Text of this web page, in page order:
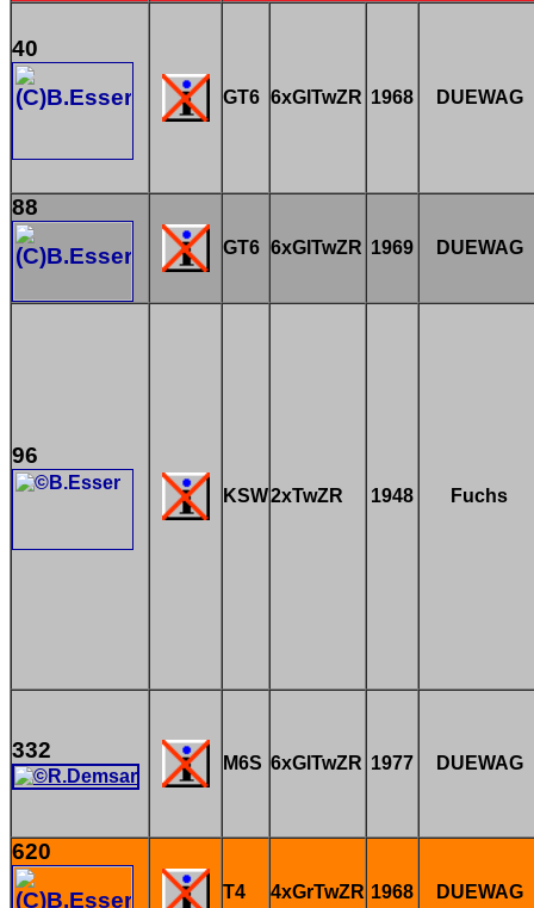
40
GT6 6xGlTwZR 1968 DUEWAG
88
GT6 6xGlTwZR 1969 DUEWAG
96
KSW2xTwZR 1948 Fuchs
332
M6S 6xGlTwZR 1977 DUEWAG
620
T4 4xGrTwZR 1968 DUEWAG